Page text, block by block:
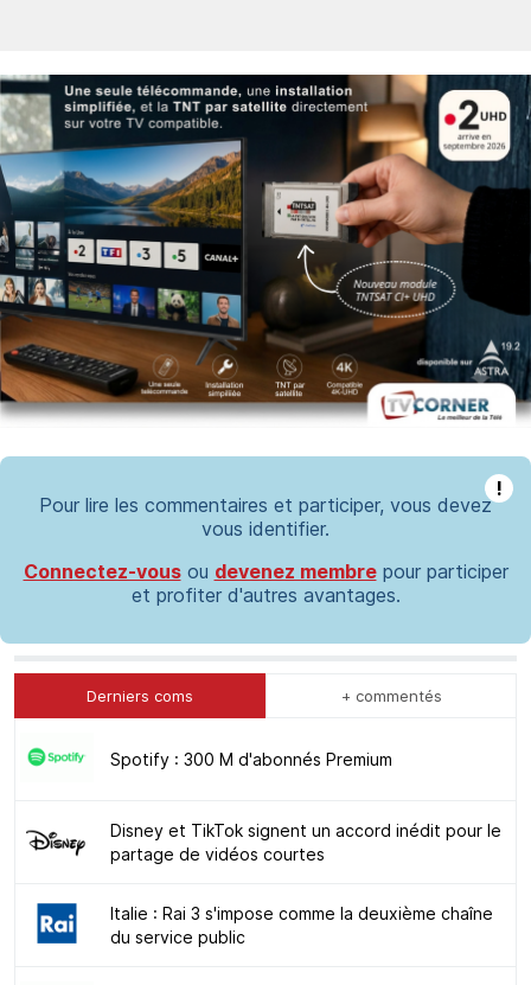
!
Pour lire les commentaires et participer, vous devez
vous identifier.
Connectez-vousou devenez membrepour participer
et profiter d'autres avantages.
Derniers coms + commentés
Spotify : 300 M d'abonnés Premium
Disney et TikTok signent un accord inédit pour le
partage de vidéos courtes
Italie : Rai 3 s'impose comme la deuxième chaîne
du service public